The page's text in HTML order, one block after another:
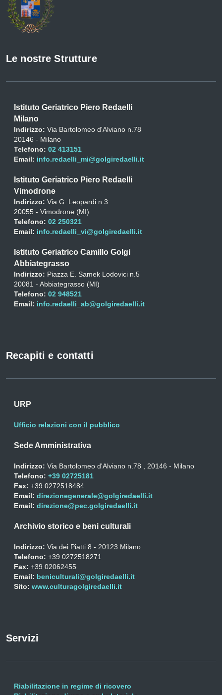
Le nostre Strutture
Istituto Geriatrico Piero Redaelli
Milano
Indirizzo: Via Bartolomeo d'Alviano n.78
20146 - Milano
Telefono: 02 413151
Email: info.redaelli_mi@golgiredaelli.it
Istituto Geriatrico Piero Redaelli
Vimodrone
Indirizzo: Via G. Leopardi n.3
20055 - Vimodrone (MI)
Telefono: 02 250321
Email: info.redaelli_vi@golgiredaelli.it
Istituto Geriatrico Camillo Golgi
Abbiategrasso
Indirizzo: Piazza E. Samek Lodovici n.5
20081 - Abbiategrasso (MI)
Telefono: 02 948521
Email: info.redaelli_ab@golgiredaelli.it
Recapiti e contatti
URP
Ufficio relazioni con il pubblico
Sede Amministrativa
Indirizzo: Via Bartolomeo d'Alviano n.78 , 20146 - Milano
Telefono: +39 02725181
Fax: +39 0272518484
Email: direzionegenerale@golgiredaelli.it
Email: direzione@pec.golgiredaelli.it
Archivio storico e beni culturali
Indirizzo: Via dei Piatti 8 - 20123 Milano
Telefono: +39 0272518271
Fax: +39 02062455
Email: beniculturali@golgiredaelli.it
Sito: www.culturagolgiredaelli.it
Servizi
Riabilitazione in regime di ricovero